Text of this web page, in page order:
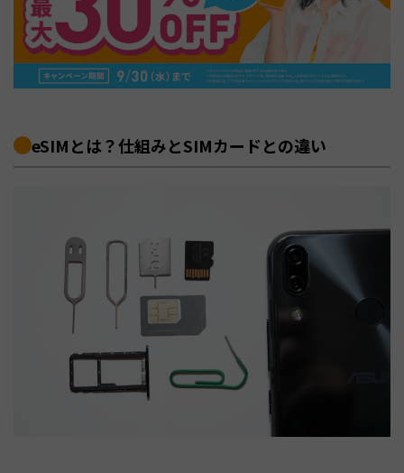
eSIMとは？仕組みとSIMカードとの違い